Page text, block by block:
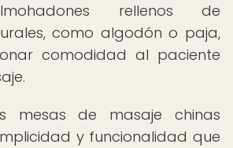
rellenos de
como algodón o paja,
comodidad al paciente
mesas de masaje chinas
y funcionalidad que